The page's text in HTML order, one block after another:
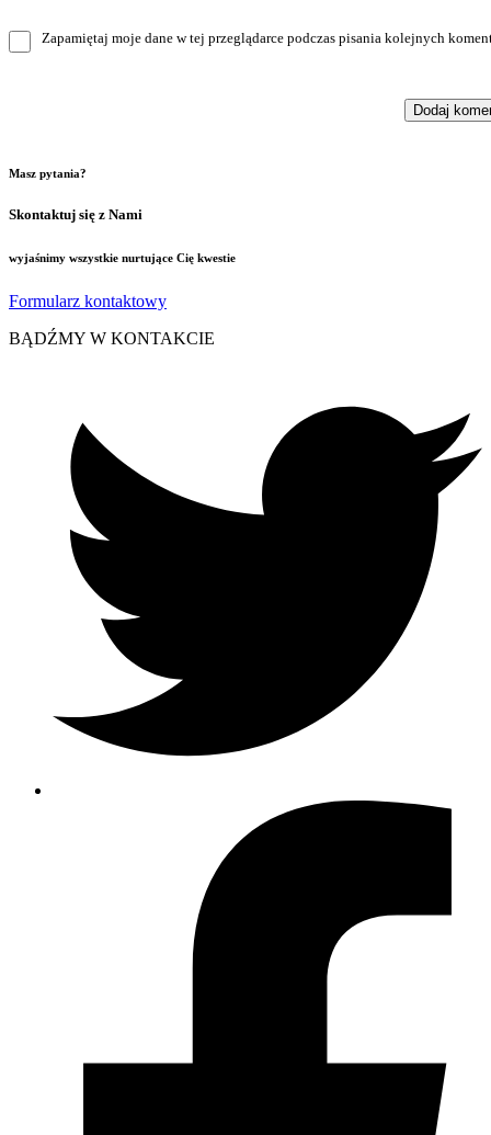
Zapamiętaj moje dane w tej przeglądarce podczas pisania kolejnych
Masz pytania?
Skontaktuj się z Nami
wyjaśnimy wszystkie nurtujące Cię kwestie
Formularz kontaktowy
BĄDŹMY W KONTAKCIE